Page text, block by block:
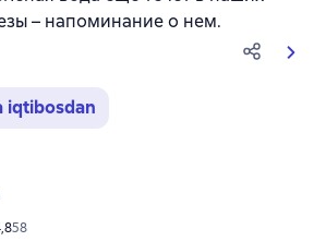
– напоминание о нем.
iqtibosdan
рейтинг 4,8 на основе 58 оценок
58